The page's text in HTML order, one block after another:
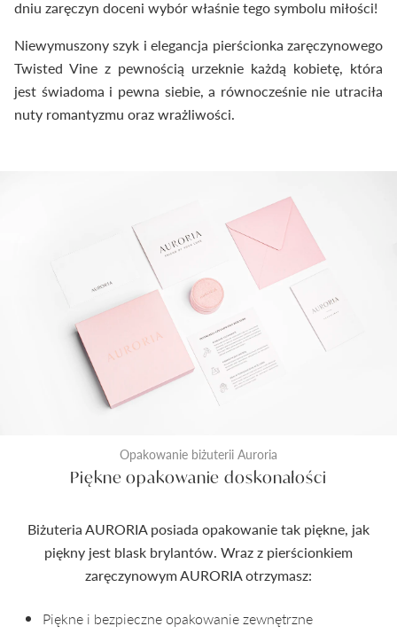
dniu zaręczyn doceni wybór właśnie tego symbolu miłości!
Niewymuszony szyk i elegancja pierścionka zaręczynowego
Twisted Vine z pewnością urzeknie każdą kobietę, która
jest świadoma i pewna siebie, a równocześnie nie utraciła
nuty romantyzmu oraz wrażliwości.
Opakowanie biżuterii Auroria
Piękne opakowanie doskonałości
Biżuteria AURORIA posiada opakowanie tak piękne, jak
piękny jest blask brylantów. Wraz z pierścionkiem
zaręczynowym AURORIA otrzymasz:
Piękne i bezpieczne opakowanie zewnętrzne